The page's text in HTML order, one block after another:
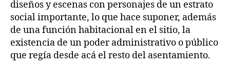
diseños y escenas con personajes de un estrato
social importante, lo que hace suponer, además
de una función habitacional en el sitio, la
existencia de un poder administrativo o público
que regía desde acá el resto del asentamiento.